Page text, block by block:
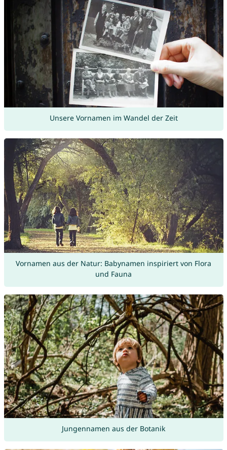
Unsere Vornamen im Wandel der Zeit
Vornamen aus der Natur: Babynamen inspiriert von Flora
und Fauna
Jungennamen aus der Botanik